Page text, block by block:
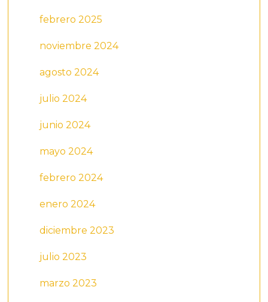
febrero 2025
noviembre 2024
agosto 2024
julio 2024
junio 2024
mayo 2024
febrero 2024
enero 2024
diciembre 2023
julio 2023
marzo 2023